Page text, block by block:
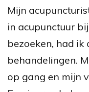
Mijn
in acupunctuur
bezoeken, had ik
behandelingen.
op gang en mijn